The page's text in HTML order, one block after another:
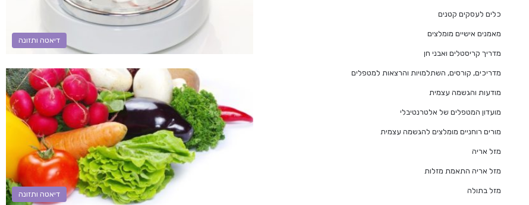
דיאטה ותזונה
דיאטה ותזונה
כלים לעסקים קטנים
מאמנים אישיים מומלצים
מדריך קריסטלים ואבני חן
מדריכים, קורסים, השתלמויות והרצאות למטפלים
מודעות והגשמה עצמית
מועדון המטפלים של אלטרנטיבלי
מורים רוחניים מומלצים להגשמה עצמית
מזל אריה
מזל אריה התאמת מזלות
מזל בתולה